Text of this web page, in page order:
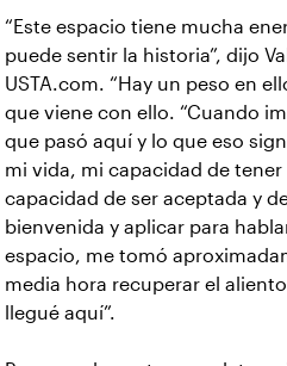
“Este espacio tiene mucha
puede sentir la historia”, dijo
USTA.com. “Hay un peso en
que viene con ello. “Cuando
que pasó aquí y lo que eso
mi vida, mi capacidad de tener
capacidad de ser aceptada y
bienvenida y aplicar para
espacio, me tomó
media hora recuperar el
llegué aquí”.